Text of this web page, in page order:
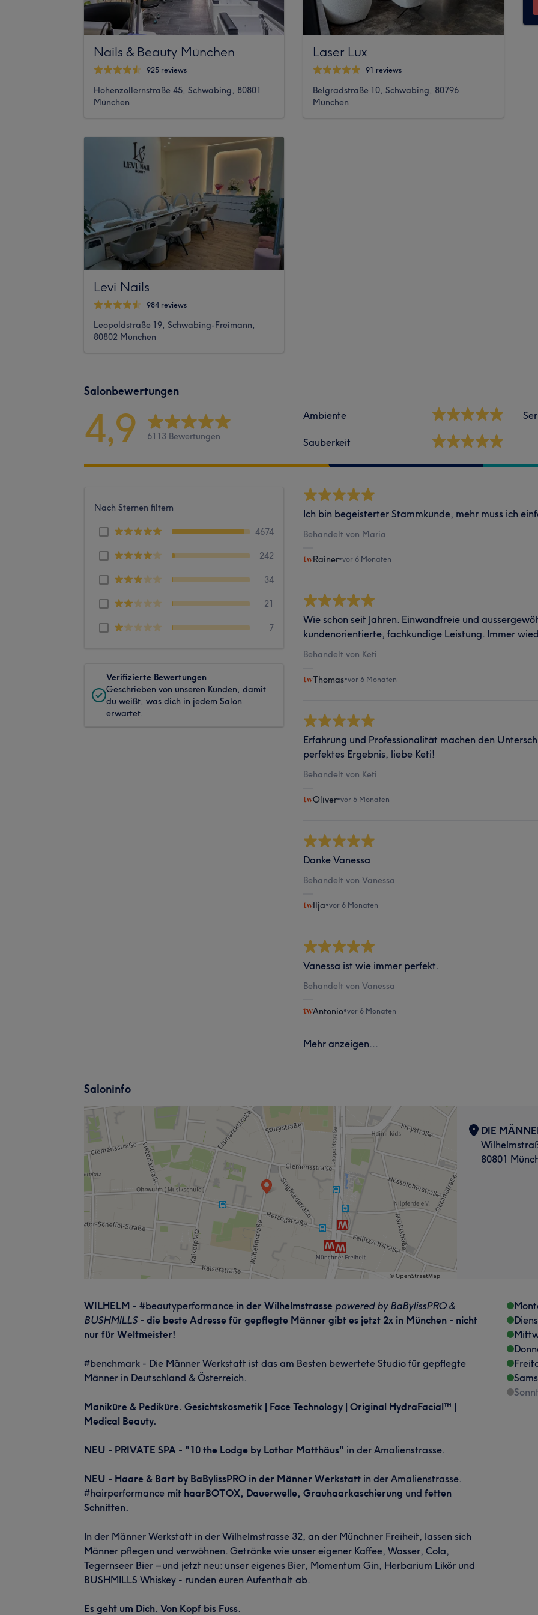
Nails & Beauty München
925 reviews
Hohenzollernstraße 45, Schwabing, 80801
München
Levi Nails
984 reviews
Leopoldstraße 19, Schwabing-Freimann,
80802 München
Laser Lux
91 reviews
Belgradstraße 10, Schwabing, 80796
München
Salonbewertungen
4,9 6113 Bewertungen
Ambiente
Sauberkeit
Nach Sternen filtern
4674
242
34
21
7
Verifizierte Bewertungen
Geschrieben von unseren Kunden, damit
du weißt, was dich in jedem Salon
erwartet.
Ich bin begeisterter Stammkunde, mehr muss ich
Behandelt von Maria
Rainer•vor 6 Monaten
Wie schon seit Jahren. Einwandfreie und
kundenorientierte, fachkundige Leistung. Immer
Behandelt von Keti
Thomas•vor 6 Monaten
Erfahrung und Professionalität machen den
perfektes Ergebnis, liebe Keti!
Behandelt von Keti
Oliver•vor 6 Monaten
Danke Vanessa
Behandelt von Vanessa
Ilja•vor 6 Monaten
Vanessa ist wie immer perfekt.
Behandelt von Vanessa
Antonio•vor 6 Monaten
Mehr anzeigen...
Saloninfo
DIE
80801
WILHELM - #beautyperformance in der Wilhelmstrasse powered by BaBylissPRO &
BUSHMILLS- die beste Adresse für gepflegte Männer gibt es jetzt 2x in München - nicht
nur für Weltmeister!
#benchmark - Die Männer Werkstatt ist das am Besten bewertete Studio für gepflegte
Männer in Deutschland & Österreich.
Maniküre & Pediküre. Gesichtskosmetik | Face Technology | Original HydraFacial™ |
Medical Beauty.
NEU - PRIVATE SPA - "10 the Lodge by Lothar Matthäus" in der Amalienstrasse.
NEU - Haare & Bart by BaBylissPRO in der Männer Werkstatt in der Amalienstrasse.
#hairperformance mit haarBOTOX, Dauerwelle, Grauhaarkaschierung und fetten
Schnitten.
In der Männer Werkstatt in der Wilhelmstrasse 32, an der Münchner Freiheit, lassen sich
Männer pflegen und verwöhnen. Getränke wie unser eigener Kaffee, Wasser, Cola,
Tegernseer Bier – und jetzt neu: unser eigenes Bier, Momentum Gin, Herbarium Likör und
BUSHMILLS Whiskey - runden euren Aufenthalt ab.
Es geht um Dich. Von Kopf bis Fuss.